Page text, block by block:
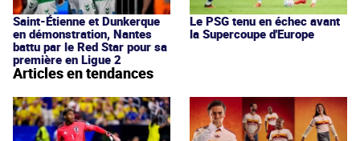
Saint-Étienne et Dunkerque
en démonstration, Nantes
battu par le Red Star pour sa
première en Ligue 2
Le PSG tenu en échec avant
la Supercoupe d'Europe
Articles en tendances